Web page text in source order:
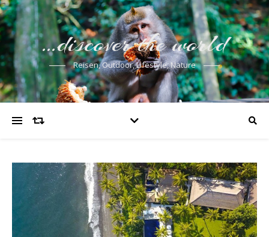
…discover the world
Reisen, Outdoor, Lifestyle, Nature